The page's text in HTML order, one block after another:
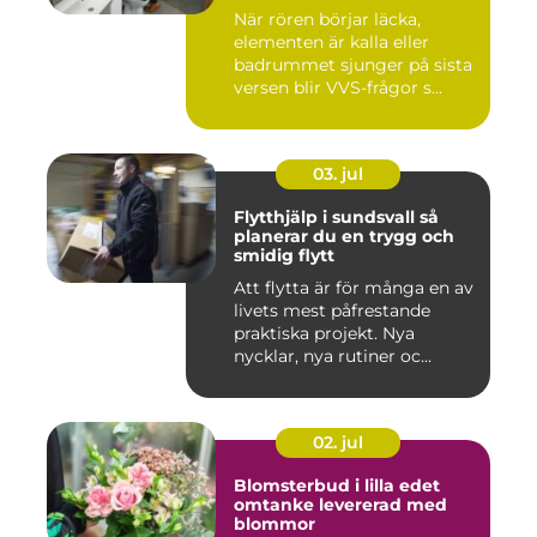
När rören börjar läcka,
elementen är kalla eller
badrummet sjunger på sista
versen blir VVS-frågor s...
03. jul
Flytthjälp i sundsvall så
planerar du en trygg och
smidig flytt
Att flytta är för många en av
livets mest påfrestande
praktiska projekt. Nya
nycklar, nya rutiner oc...
02. jul
Blomsterbud i lilla edet
omtanke levererad med
blommor